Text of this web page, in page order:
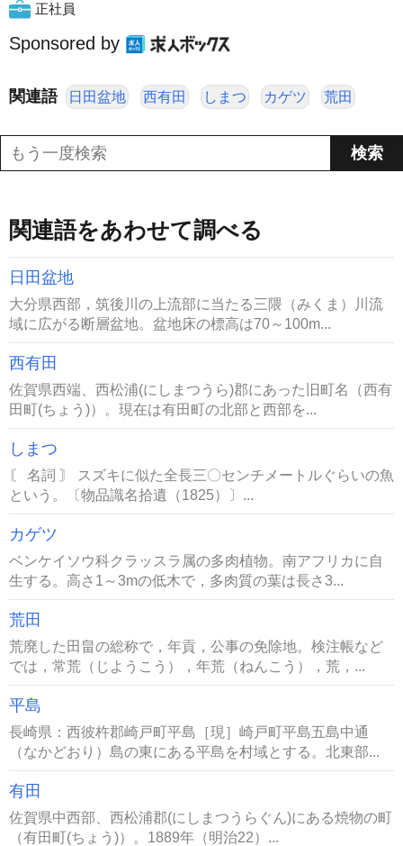
正社員
Sponsored by
関連語 日田盆地 西有田 しまつ カゲツ 荒田
関連語をあわせて調べる
日田盆地
大分県西部，筑後川の上流部に当たる三隈（みくま）川流
域に広がる断層盆地。盆地床の標高は70～100m...
西有田
佐賀県西端、西松浦(にしまつうら)郡にあった旧町名（西有
田町(ちょう)）。現在は有田町の北部と西部を...
しまつ
〘 名詞 〙 スズキに似た全長三〇センチメートルぐらいの魚
という。〔物品識名拾遺（1825）〕...
カゲツ
ベンケイソウ科クラッスラ属の多肉植物。南アフリカに自
生する。高さ1～3mの低木で，多肉質の葉は長さ3...
荒田
荒廃した田畠の総称で，年貢，公事の免除地。検注帳など
では，常荒（じようこう），年荒（ねんこう），荒，...
平島
長崎県：西彼杵郡崎戸町平島［現］崎戸町平島五島中通
（なかどおり）島の東にある平島を村域とする。北東部...
有田
佐賀県中西部、西松浦郡(にしまつうらぐん)にある焼物の町
（有田町(ちょう)）。1889年（明治22）...